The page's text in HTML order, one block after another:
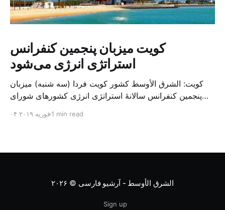
کویت میزبان پنجمین کنفرانس
استراتژی انرژی می‌شود
کویت: الشرق الأوسط کشور کویت فردا (سه شنبه) میزبان
پنجمین کنفرانس سالانهٔ استراتژی انرژی کشورهای شورای
متخصص از شرکت‌های جهانی نفت و گاز در این کنفرانس
۰۴ فوریه ۲۰۱۹1 min read
الشرق الأوسط - آرشیو فارسی © ۲۰۲۶
Sign up